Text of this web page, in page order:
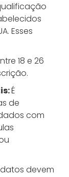
Esses
18 e 26
É
de
com
devem